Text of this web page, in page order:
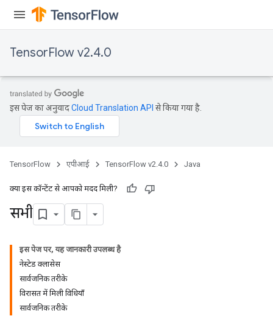
TensorFlow v2.4.0
इस पेज का अनुवादCloud Translation API से किया गया है.
TensorFlow एपीआई TensorFlow v2.4.0 Java
क्या इस कॉन्टेंट से आपको मदद मिली?
सभी
इस पेज पर, यह जानकारी उपलब्ध है
नेस्टेड क्लासेस
सार्वजनिक तरीके
विरासत में मिली विधियाँ
सार्वजनिक तरीके